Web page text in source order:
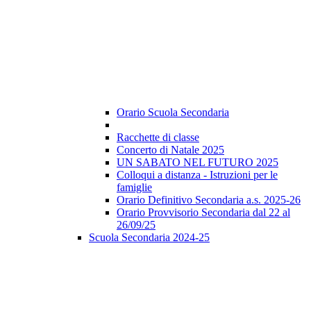
Orario Scuola Secondaria
Racchette di classe
Concerto di Natale 2025
UN SABATO NEL FUTURO 2025
Colloqui a distanza - Istruzioni per le
famiglie
Orario Definitivo Secondaria a.s. 2025-26
Orario Provvisorio Secondaria dal 22 al
26/09/25
Scuola Secondaria 2024-25